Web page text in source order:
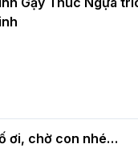
mừng Đại lễ Phật
mùa Phật đản
Phật
quả
ơi, chờ con nhé…